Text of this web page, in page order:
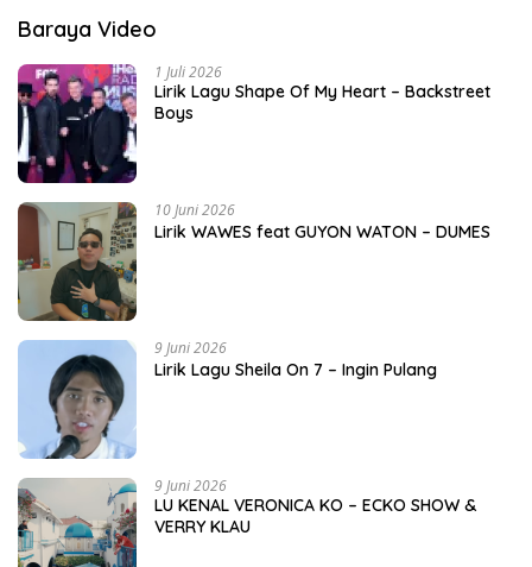
Baraya Video
1 Juli 2026
Lirik Lagu Shape Of My Heart – Backstreet
Boys
10 Juni 2026
Lirik WAWES feat GUYON WATON – DUMES
9 Juni 2026
Lirik Lagu Sheila On 7 – Ingin Pulang
9 Juni 2026
LU KENAL VERONICA KO – ECKO SHOW &
VERRY KLAU